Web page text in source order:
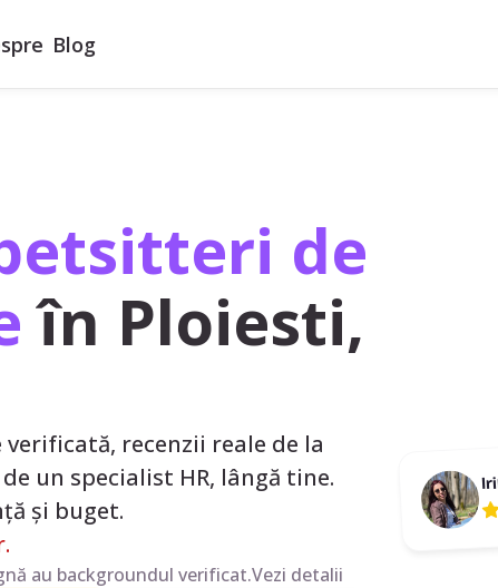
Blog
de
în Ploiesti,
recenzii reale de la
un specialist HR, lângă tine.
și buget.
au backgroundul verificat.Vezi detalii